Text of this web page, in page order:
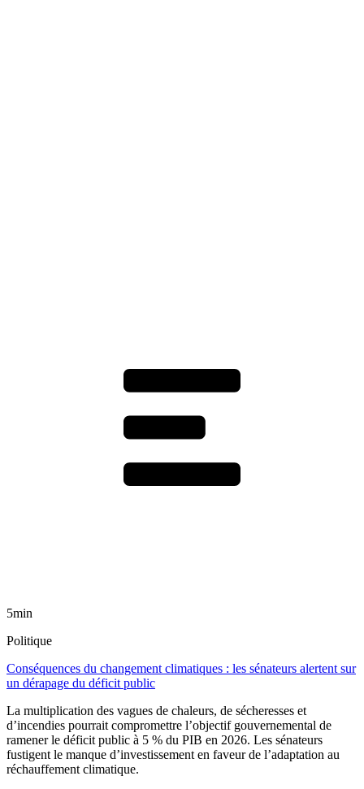
5min
Politique
Conséquences du changement climatiques : les sénateurs alertent sur
un dérapage du déficit public
La multiplication des vagues de chaleurs, de sécheresses et
d’incendies pourrait compromettre l’objectif gouvernemental de
ramener le déficit public à 5 % du PIB en 2026. Les sénateurs
fustigent le manque d’investissement en faveur de l’adaptation au
réchauffement climatique.